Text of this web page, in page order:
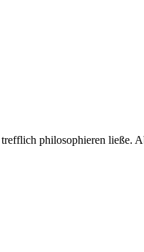
philosophieren ließe.